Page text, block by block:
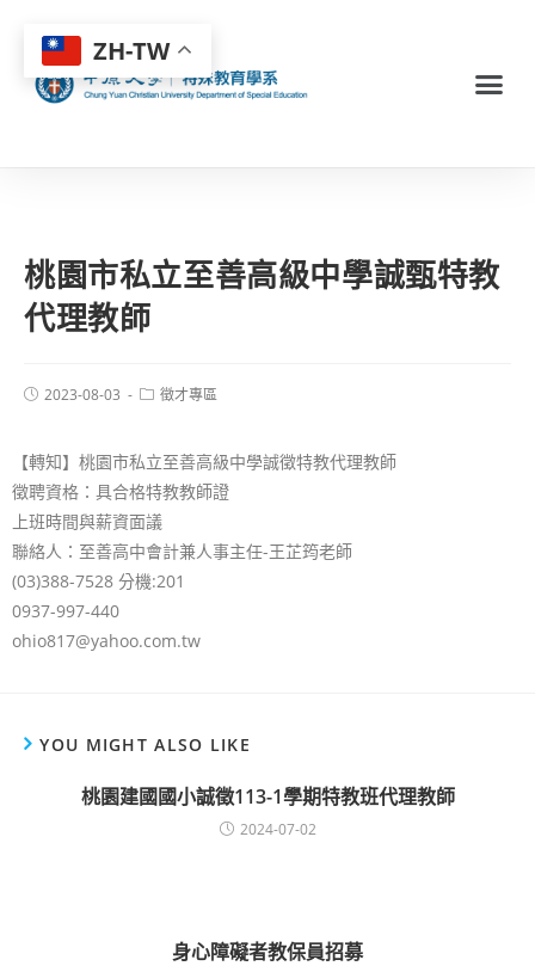
桃園市私立至善高級中學誠甄特教
代理教師
2023-08-03 徵才專區
【轉知】桃園市私立至善高級中學誠徵特教代理教師
徵聘資格：具合格特教教師證
上班時間與薪資面議
聯絡人：至善高中會計兼人事主任-王芷筠老師
(03)388-7528 分機:201
0937-997-440
ohio817@yahoo.com.tw
YOU MIGHT ALSO LIKE
桃園建國國小誠徵113-1學期特教班代理教師
2024-07-02
身心障礙者教保員招募
ZH-TW